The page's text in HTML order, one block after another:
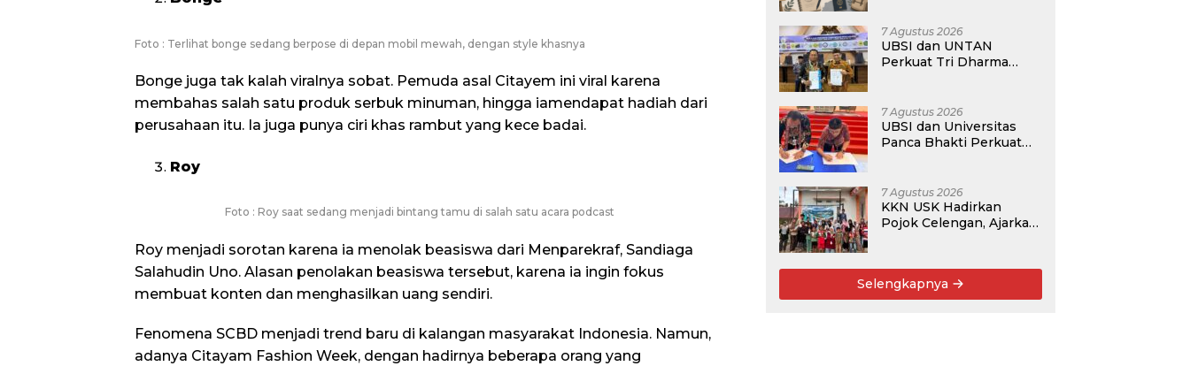
Foto : Terlihat bonge sedang berpose di depan mobil mewah, dengan style khasnya
Bonge juga tak kalah viralnya sobat. Pemuda asal Citayem ini viral karena
membahas salah satu produk serbuk minuman, hingga iamendapat hadiah dari
perusahaan itu. Ia juga punya ciri khas rambut yang kece badai.
Roy
Foto : Roy saat sedang menjadi bintang tamu di salah satu acara podcast
Roy menjadi sorotan karena ia menolak beasiswa dari Menparekraf, Sandiaga
Salahudin Uno. Alasan penolakan beasiswa tersebut, karena ia ingin fokus
membuat konten dan menghasilkan uang sendiri.
Fenomena SCBD menjadi trend baru di kalangan masyarakat Indonesia. Namun,
adanya Citayam Fashion Week, dengan hadirnya beberapa orang yang
Depan?
7 Agustus 2026
UBSI dan UNTAN
Perkuat Tri Dharma
7 Agustus 2026
UBSI dan Universitas
Panca Bhakti Perkuat
7 Agustus 2026
KKN USK Hadirkan
Pojok Celengan, Ajarkan
Selengkapnya